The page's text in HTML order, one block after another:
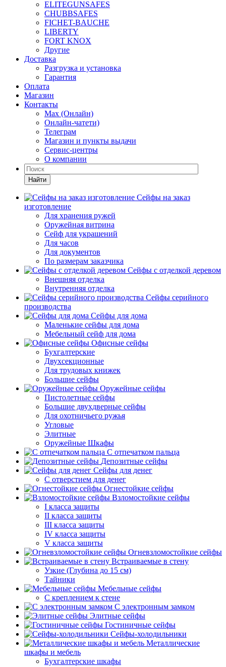
ELITEGUNSAFES
CHUBBSAFES
FICHET-BAUCHE
LIBERTY
FORT KNOX
Другие
Доставка
Разгрузка и установка
Гарантия
Оплата
Магазин
Контакты
Max (Онлайн)
Онлайн-чатети)
Телеграм
Магазин и пункты выдачи
Сервис-центры
О компании
Найти
Сейфы на заказ
изготовление
Для хранения ружей
Оружейная витрина
Сейф для украшений
Для часов
Для документов
По размерам заказчика
Сейфы с отделкой деревом
Внешняя отделка
Внутренняя отделка
Сейфы серийного
производства
Сейфы для дома
Маленькие сейфы для дома
Мебельный сейф для дома
Офисные сейфы
Бухгалтерские
Двухсекционные
Для трудовых книжек
Большие сейфы
Оружейные сейфы
Пистолетные сейфы
Большие двухдверные сейфы
Для охотничьего ружья
Угловые
Элитные
Оружейные Шкафы
С отпечатком пальца
Депозитные сейфы
Сейфы для денег
С отверстием для денег
Огнестойкие сейфы
Взломостойкие сейфы
I класса защиты
II класса защиты
III класса защиты
IV класса защиты
V класса защиты
Огневзломостойкие сейфы
Встраиваемые в стену
Узкие (Глубина до 15 см)
Тайники
Мебельные сейфы
С креплением к стене
С электронным замком
Элитные сейфы
Гостиничные сейфы
Сейфы-холодильники
Металлические
шкафы и мебель
Бухгалтерские шкафы